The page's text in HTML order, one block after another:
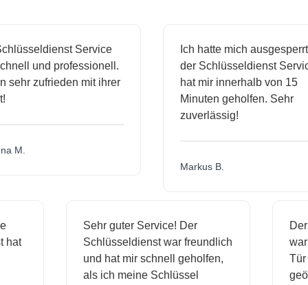
Service
und professionell.
zufrieden mit ihrer
M.
Ich hatte mich ausgesperrt
der Schlüsseldienst Service
hat mir innerhalb von 15
Minuten geholfen. Sehr
zuverlässig!
Markus B.
hat
Sehr guter Service! Der
Schlüsseldienst war freundlich
und hat mir schnell geholfen,
als ich meine Schlüssel